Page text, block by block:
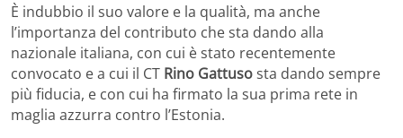
È indubbio il suo valore e la qualità, ma anche
l’importanza del contributo che sta dando alla
nazionale italiana, con cui è stato recentemente
convocato e a cui il CT Rino Gattusosta dando sempre
più fiducia, e con cui ha firmato la sua prima rete in
maglia azzurra contro l’Estonia.